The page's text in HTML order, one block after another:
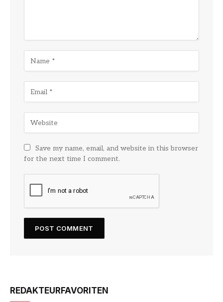
Save my name, email, and website in this browser
for the next time I comment.
REDAKTEURFAVORITEN